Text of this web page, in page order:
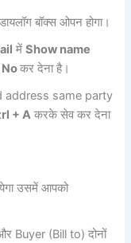
बॉक्स ओपन होगा।
मेंShow name
Noकर देना है।
address same party
+ A करके सेव कर देना
उसमें आपको
Buyer (Bill to) दोनों